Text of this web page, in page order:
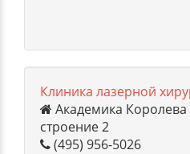
Клиника лазерной
Академика
строение 2
(495) 956-5026